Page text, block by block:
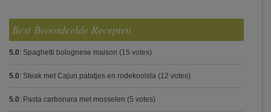
Best Beoordeelde Recepten
5.0: Spaghetti bolognese maison (15 votes)
5.0: Steak met Cajun patatjes en rodekoolsla (12 votes)
5.0: Pasta carbonara met mosselen (5 votes)